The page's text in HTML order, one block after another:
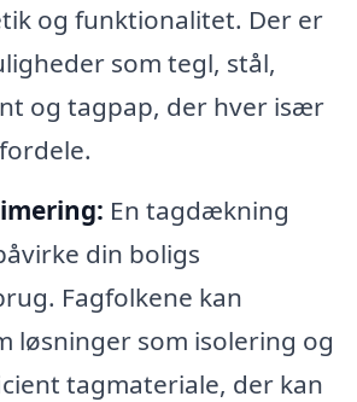
og funktionalitet. Der er
som tegl, stål,
og tagpap, der hver især
En tagdækning
din boligs
Fagfolkene kan
løsninger som isolering og
tagmateriale, der kan